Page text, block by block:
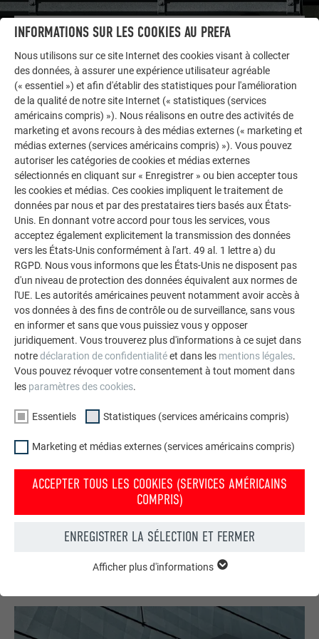
LAISSEZ-VOUS INSPIRER
AUTRES BÂTIMENTS
La galerie de références PREFA démontre la
polyvalence de l’aluminium. Découvrez d’autres projets
impressionnants avec les solutions en aluminium
durables de PREFA pour toitures, systèmes solaires et
façades.
VOIR DAVANTAGE DE RÉFÉRENCES
Nous vous présentons un montage photo de l’aspect
qu’aurait votre maison avec une toiture ou une façade
DEMANDER UN MONTAGE PHOTO MAINTENANT
INFORMATIONS SUR LES COOKIES AU PREFA
Nous utilisons sur ce site Internet des cookies visant à collecter
des données, à assurer une expérience utilisateur agréable
(« essentiel ») et afin d'établir des statistiques pour l'amélioration
de la qualité de notre site Internet (« statistiques (services
américains compris) »). Nous réalisons en outre des activités de
marketing et avons recours à des médias externes (« marketing et
médias externes (services américains compris) »). Vous pouvez
autoriser les catégories de cookies et médias externes
sélectionnés en cliquant sur « Enregistrer » ou bien accepter tous
les cookies et médias. Ces cookies impliquent le traitement de
données par nous et par des prestataires tiers basés aux États-
Unis. En donnant votre accord pour tous les services, vous
acceptez également explicitement la transmission des données
vers les États-Unis conformément à l'art. 49 al. 1 lettre a) du
RGPD. Nous vous informons que les États-Unis ne disposent pas
d'un niveau de protection des données équivalent aux normes de
l'UE. Les autorités américaines peuvent notamment avoir accès à
vos données à des fins de contrôle ou de surveillance, sans vous
en informer et sans que vous puissiez vous y opposer
juridiquement. Vous trouverez plus d'informations à ce sujet dans
notredéclaration de confidentialitéet dans les mentions légales.
Vous pouvez révoquer votre consentement à tout moment dans
les paramètres des cookies.
Essentiels Statistiques (services américains compris)
Marketing et médias externes (services américains compris)
ACCEPTER TOUS LES COOKIES (SERVICES AMÉRICAINS
COMPRIS)
ENREGISTRER LA SÉLECTION ET FERMER
Internet fonctionne correctement.
Afficher plus d'informations